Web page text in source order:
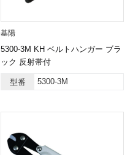
基陽
5300-3M KH ベルトハンガー ブラ
ック 反射帯付
型番 5300-3M